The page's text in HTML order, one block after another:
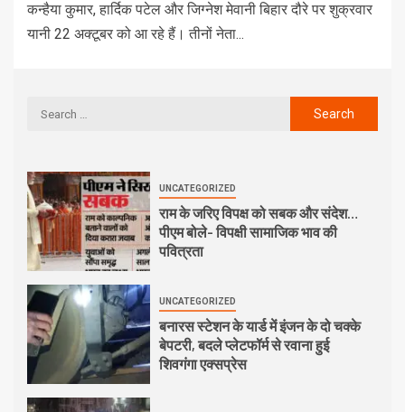
कन्हैया कुमार, हार्दिक पटेल और जिग्नेश मेवानी बिहार दौरे पर शुक्रवार
यानी 22 अक्टूबर को आ रहे हैं। तीनों नेता...
UNCATEGORIZED
राम के जरिए विपक्ष को सबक और संदेश…
पीएम बोले- विपक्षी सामाजिक भाव की
पवित्रता
UNCATEGORIZED
बनारस स्टेशन के यार्ड में इंजन के दो चक्के
बेपटरी, बदले प्लेटफॉर्म से रवाना हुई
शिवगंगा एक्सप्रेस